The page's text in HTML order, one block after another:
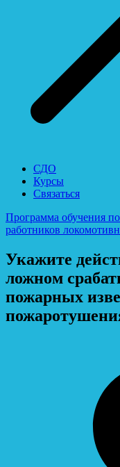
СДО
Курсы
Связаться
Программа обучения
работников
Укажите
ложном
пожарных